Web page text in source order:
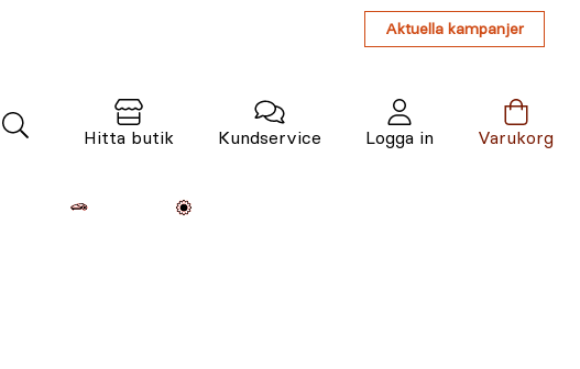
Aktuella kampanjer
Hitta butik Kundservice Logga in Varukorg